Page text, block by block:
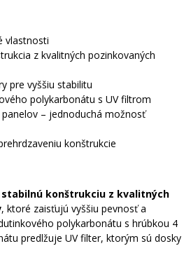
vlastnosti
z kvalitných pozinkovaných
pre vyššiu stabilitu
polykarbonátu s UV filtrom
– jednoduchá možnosť
konštrukcie
stabilnú konštrukciu z kvalitných
, ktoré zaisťujú vyššiu pevnosť a
polykarbonátu s hrúbkou 4
predlžuje UV filter, ktorým sú dosky